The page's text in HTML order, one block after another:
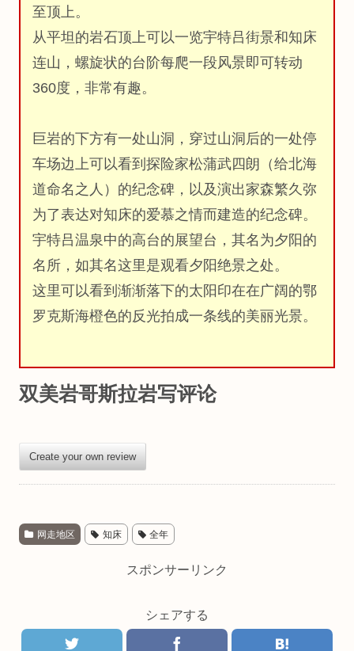
至顶上。
从平坦的岩石顶上可以一览宇特吕街景和知床
连山，螺旋状的台阶每爬一段风景即可转动
360度，非常有趣。
巨岩的下方有一处山洞，穿过山洞后的一处停
车场边上可以看到探险家松蒲武四朗（给北海
道命名之人）的纪念碑，以及演出家森繁久弥
为了表达对知床的爱慕之情而建造的纪念碑。
宇特吕温泉中的高台的展望台，其名为夕阳的
名所，如其名这里是观看夕阳绝景之处。
这里可以看到渐渐落下的太阳印在在广阔的鄂
罗克斯海橙色的反光拍成一条线的美丽光景。
双美岩哥斯拉岩写评论
Create your own review
网走地区 知床 全年
スポンサーリンク
シェアする